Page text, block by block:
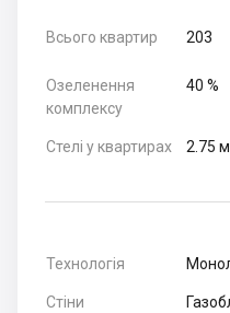
Всього квартир 203
Озеленення
комплексу
40 %
Стелі у квартирах 2.75 м
Технологія
Стіни